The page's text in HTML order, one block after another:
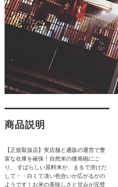
商品説明
【正規取扱店】実店舗と通販の運営で豊
富な在庫を確保！自然米の微発砲にご
り。 すばらしい原料米が、まるで溶けだ
して・・白くて淡い色合いが広がるかの
ようです！お米の美味しさと甘みが完璧